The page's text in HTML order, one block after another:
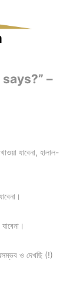
–
যাবেনা, হালাল-
ও দেখছি (!)